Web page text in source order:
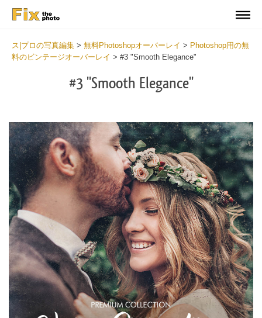
ス|プロの写真編集 > 無料Photoshopオーバーレイ > Photoshop用の無
料のビンテージオーバーレイ > #3 "Smooth Elegance"
#3 "Smooth Elegance"
選んでください
Free Photoshop Overlay